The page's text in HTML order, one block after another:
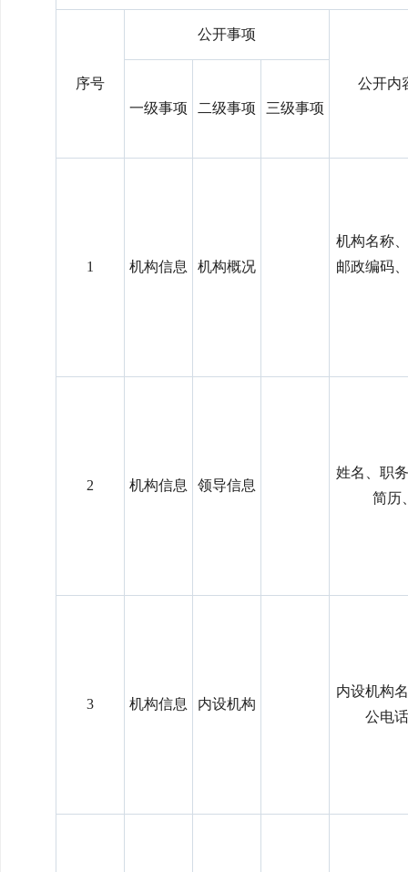
序号
公开事项
公开内
一级事项
二级事项 三级事项
1 机构信息 机构概况
机构名称
邮政编码
2 机构信息 领导信息
姓名、职
简历
3 机构信息 内设机构
内设机构
公电